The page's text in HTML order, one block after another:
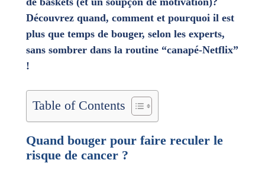
Découvrez quand, comment et pourquoi il est
plus que temps de bouger, selon les experts,
sans sombrer dans la routine “canapé-Netflix”
!
Table of Contents
Quand bouger pour faire reculer le
risque de cancer ?